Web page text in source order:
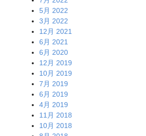
5月 2022
3月 2022
12月 2021
6月 2021
6月 2020
12月 2019
10月 2019
7月 2019
6月 2019
4月 2019
11月 2018
10月 2018